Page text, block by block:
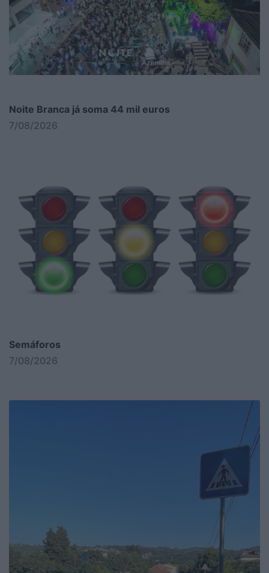
Noite Branca já soma 44 mil euros
7/08/2026
Semáforos
7/08/2026